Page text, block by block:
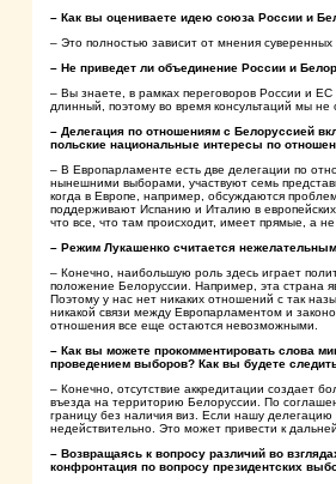
– Как вы оцениваете идею союза России и
– Это полностью зависит от мнения
– Не приведет ли объединение России и
– Вы знаете, в рамках переговоров России и
длинный, поэтому во время консультаций мы
– Делегация по отношениям с Белоруссией
польские национальные интересы по
– В Европарламенте есть две делегации по
нынешними выборами, участвуют семь
когда в Европе, например, обсуждаются
поддерживают Испанию и Италию в
что все, что там происходит, имеет прямые, а
– Режим Лукашенко считается
– Конечно, наибольшую роль здесь играет
положение Белоруссии. Например, эта страна
Поэтому у нас нет никаких отношений с так
никакой связи между Европарламентом и
отношения все еще остаются невозможными.
– Как вы можете прокомментировать слова
проведением выборов? Как вы будете
– Конечно, отсутствие аккредитации создает
въезда на территорию Белоруссии. По
границу без наличия виз. Если нашу
недействительно. Это может привести к
– Возвращаясь к вопросу различий во
конфронтация по вопросу президентских